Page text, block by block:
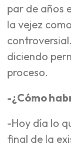
par de años
la vejez
diciendo
proceso.
-¿Cómo
-Hoy día lo
final de la